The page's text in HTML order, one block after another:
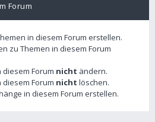
Forum
in diesem Forum erstellen.
zu Themen in diesem Forum
Forum nicht ändern.
Forum nicht löschen.
in diesem Forum erstellen.